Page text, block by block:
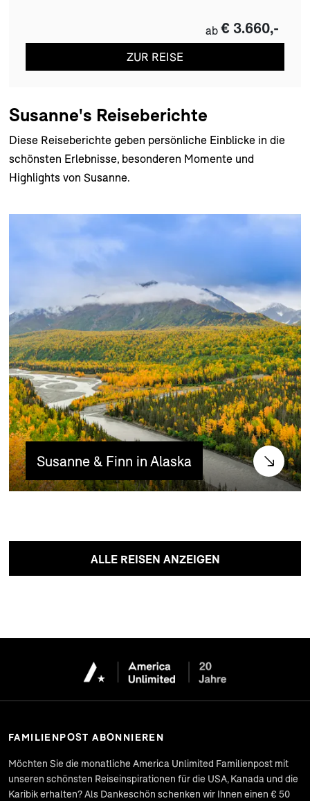
ab € 3.660,-
ZUR REISE
Susanne's Reiseberichte
Diese Reiseberichte geben persönliche Einblicke in die
schönsten Erlebnisse, besonderen Momente und
Highlights von Susanne.
Susanne & Finn in Alaska
ALLE REISEN ANZEIGEN
FAMILIENPOST ABONNIEREN
Möchten Sie die monatlicheAmerica Unlimited Familienpost mit
unseren schönsten Reiseinspirationen für die USA, Kanada und die
Karibik erhalten? Als Dankeschön schenken wir Ihnen einen € 50